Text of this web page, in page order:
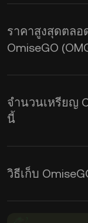
ราคาสูงสุดตลอ
OmiseGO
จำนวนเหรียญ
นี้
วิธีเก็บ